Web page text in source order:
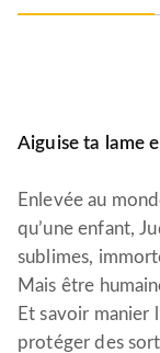
Aiguise ta lame
Enlevée au
qu’une enfant,
sublimes,
Mais être
Et savoir manier
protéger des